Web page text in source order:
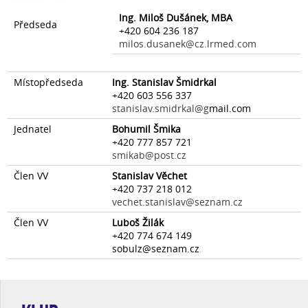
Předseda
Ing. Miloš Dušánek, MBA
+420 604 236 187
milos.dusanek@cz.lrmed.com
Místopředseda
Ing. Stanislav Šmidrkal
+420 603 556 337
stanislav.smidrkal@gmail.com
Jednatel
Bohumil Šmika
+420 777 857 721
smikab@post.cz
Člen VV
Stanislav Věchet
+420 737 218 012
vechet.stanislav@seznam.cz
Člen VV
Luboš Žilák
+420 774 674 149
sobulz@seznam.cz